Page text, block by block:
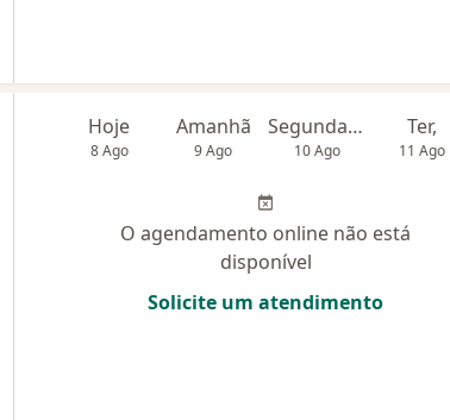
Hoje
8 Ago
Amanhã
9 Ago
Segunda-feira
10 Ago
Ter,
11 Ago
O agendamento online não está
disponível
Solicite um atendimento